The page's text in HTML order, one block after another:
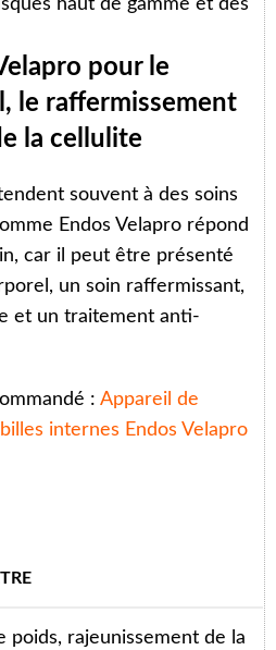
haut de gamme et des
pour le
le raffermissement
la cellulite
souvent à des soins
Endos Velapro répond
car il peut être présenté
un soin raffermissant,
et un traitement anti-
: Appareil de
internes Endos Velapro
poids, rajeunissement de la